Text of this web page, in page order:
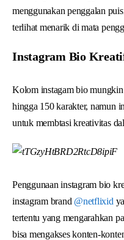
menggunakan penggalan
terlihat menarik di mata
Instagram Bio
Kolom instagam bio
hingga 150 karakter, namun
untuk membtasi kreativitas
Penggunaan instagram bio
instagram brand @netflixid
tertentu yang mengarahkan
bisa mengakses konten-